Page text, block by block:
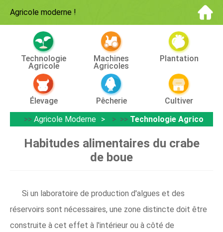
Agricole moderne !
Technologie
Agricole
Machines
Agricoles
Plantation
Élevage Pêcherie
Cultiver
>> Agricole Moderne > >> Technologie Agricole
Habitudes alimentaires du crabe
de boue
Si un laboratoire de production d'algues et des
réservoirs sont nécessaires, une zone distincte doit être
construite à cet effet à l'intérieur ou à côté de